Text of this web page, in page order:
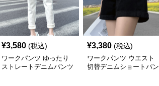
¥3,580 (税込)
ワークパンツ ゆったり
ストレートデニムパンツ
¥3,380 (税込)
ワークパンツ ウエスト
切替デニムショートパン